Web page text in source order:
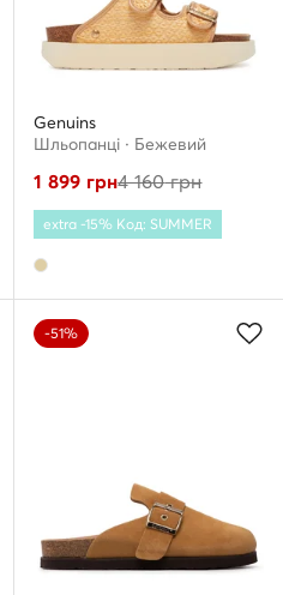
Genuins
Шльопанці · Бежевий
1 899 грн4 160грн
extra -15% Код: SUMMER
-51%